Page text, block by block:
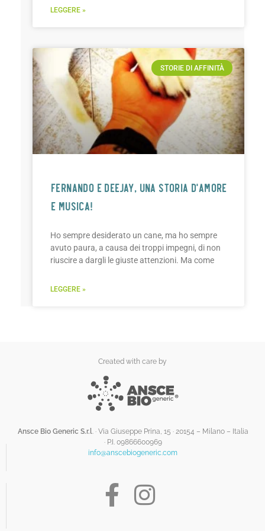
LEGGERE »
STORIE DI AFFINITÀ
FERNANDO E DEEJAY, UNA STORIA D’AMORE
E MUSICA!
Ho sempre desiderato un cane, ma ho sempre
avuto paura, a causa dei troppi impegni, di non
riuscire a dargli le giuste attenzioni. Ma come
LEGGERE »
Created with care by
Ansce Bio Generic S.r.l. · Via Giuseppe Prina, 15 · 20154 – Milano – Italia
· P.I. 09866600969
info@anscebiogeneric.com